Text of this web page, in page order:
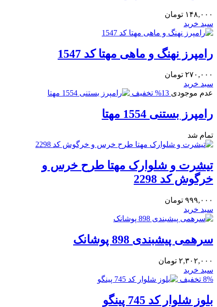
۱۴۸,۰۰۰ تومان
سبد خرید
رامپرز نهنگ و ماهی مهتا کد 1547
۲۷۰,۰۰۰ تومان
سبد خرید
عدم موجودی 13% تخفیف
رامپرز بستنی 1554 مهتا
تمام شد
تیشرت و شلوارک مهتا طرح خرس و
خرگوش کد 2298
۹۹۹,۰۰۰ تومان
سبد خرید
سرهمی پیشبندی 898 پوشانک
۲,۳۰۲,۰۰۰ تومان
سبد خرید
8% تخفیف
بلوز شلوار کد 745 پینگو